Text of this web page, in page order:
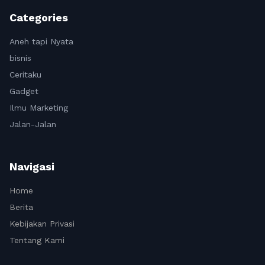
Categories
Aneh tapi Nyata
bisnis
Ceritaku
Gadget
Ilmu Marketing
Jalan-Jalan
Navigasi
Home
Berita
Kebijakan Privasi
Tentang Kami